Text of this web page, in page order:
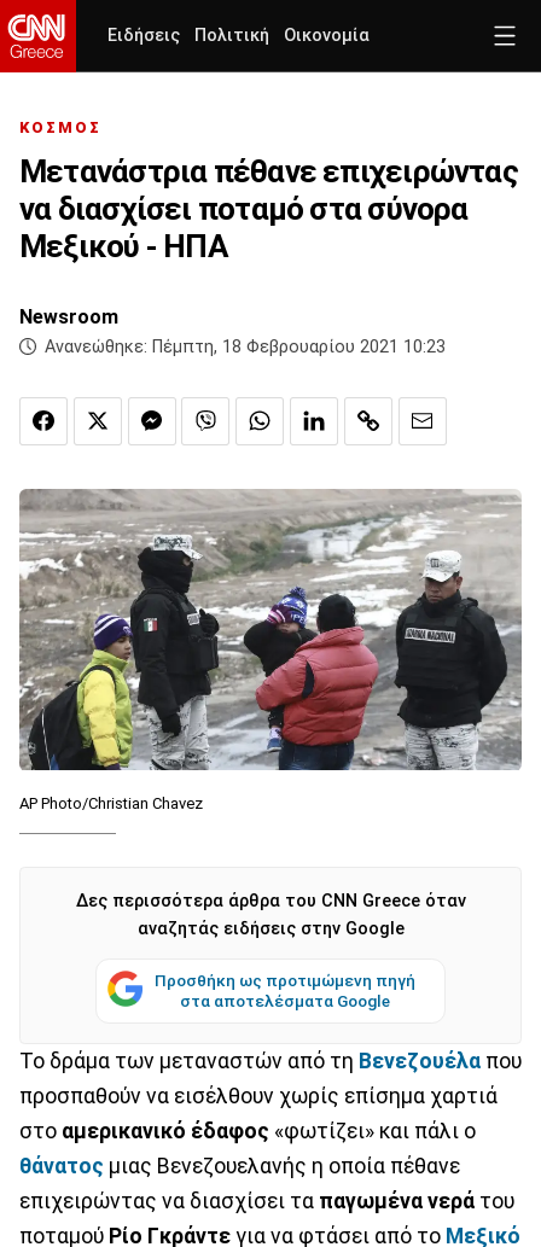
Ειδήσεις Πολιτική Οικονομία
ΚΟΣΜΟΣ
Μετανάστρια πέθανε επιχειρώντας
να διασχίσει ποταμό στα σύνορα
Μεξικού - ΗΠΑ
Newsroom
Ανανεώθηκε: Πέμπτη, 18 Φεβρουαρίου 2021 10:23
AP Photo/Christian Chavez
Δες περισσότερα άρθρα του CNN Greece όταν
αναζητάς ειδήσεις στην Google
Προσθήκη ως προτιμώμενη πηγή
στα αποτελέσματα Google
Το δράμα των μεταναστών από τη Βενεζουέλα που
προσπαθούν να εισέλθουν χωρίς επίσημα χαρτιά
στο αμερικανικό έδαφος «φωτίζει» και πάλι ο
θάνατος μιας Βενεζουελανής η οποία πέθανε
επιχειρώντας να διασχίσει τα παγωμένα νερά του
ποταμού Ρίο Γκράντε για να φτάσει από το Μεξικό